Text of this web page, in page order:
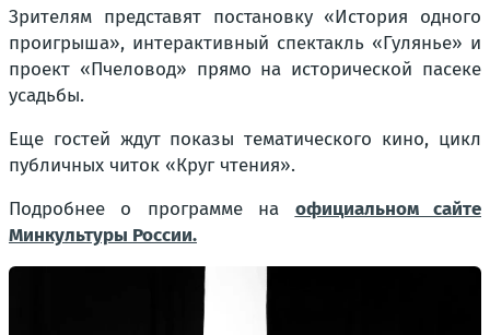
Зрителям представят постановку «История одного
проигрыша», интерактивный спектакль «Гулянье» и
проект «Пчеловод» прямо на исторической пасеке
усадьбы.
Еще гостей ждут показы тематического кино, цикл
публичных читок «Круг чтения».
Подробнее о программе на официальном сайте
Минкультуры России.